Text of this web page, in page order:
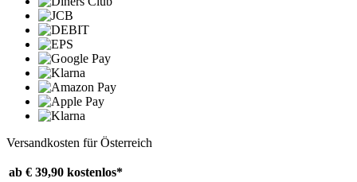
Versandkosten für Österreich
ab € 39,90 kostenlos*